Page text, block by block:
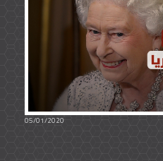
05/01/2020